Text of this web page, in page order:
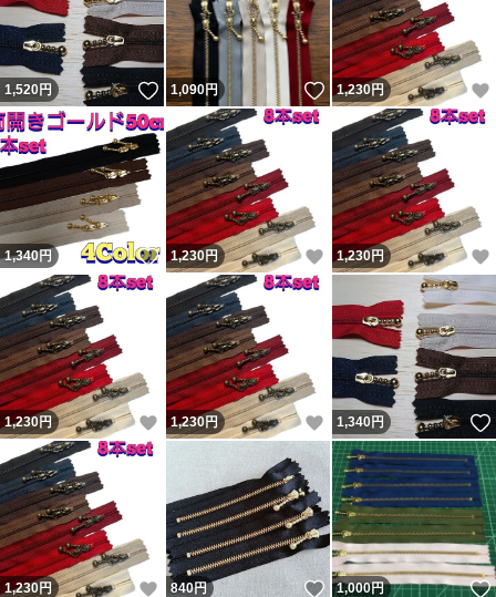
1,520円 いいね！
1,090円 いいね！
1,230円
1,340円 いいね！
1,230円 いいね！
1,230円
1,230円 いいね！
1,230円 いいね！
1,340円
1,230円 いいね！
840円 いいね！
1,000円